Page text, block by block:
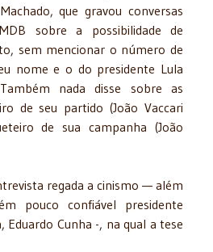
que gravou conversas
sobre a possibilidade de
sem mencionar o número de
nome e o do presidente Lula
nada disse sobre as
de seu partido (João Vaccari
de sua campanha (João
regada a cinismo — além
pouco confiável presidente
Eduardo Cunha -, na qual a tese